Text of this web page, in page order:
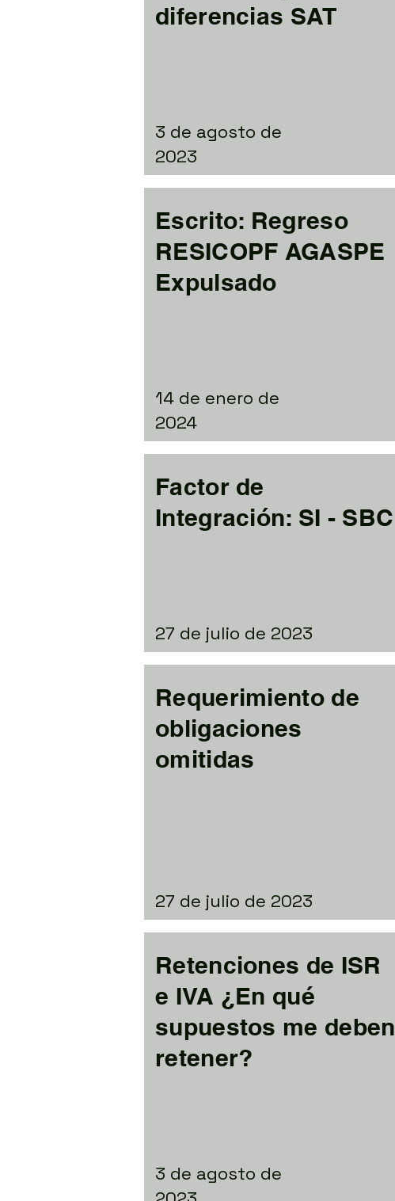
diferencias SAT
3 de agosto de
2023
Escrito: Regreso
RESICOPF AGASPE
Expulsado
14 de enero de
2024
Factor de
Integración: SI - SBC
27 de julio de 2023
Requerimiento de
obligaciones
omitidas
27 de julio de 2023
Retenciones de ISR
e IVA ¿En qué
supuestos me deben
retener?
3 de agosto de